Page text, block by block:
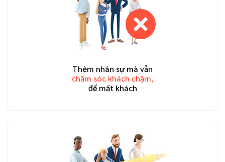
Thêm nhân sự mà vẫn
chăm sóc khách chậm,
để mất khách